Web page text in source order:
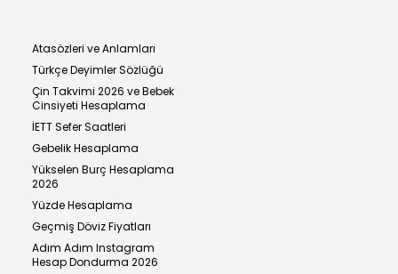
Atasözleri ve Anlamları
Türkçe Deyimler Sözlüğü
Çin Takvimi 2026 ve Bebek
Cinsiyeti Hesaplama
İETT Sefer Saatleri
Gebelik Hesaplama
Yükselen Burç Hesaplama
2026
Yüzde Hesaplama
Geçmiş Döviz Fiyatları
Adım Adım Instagram
Hesap Dondurma 2026